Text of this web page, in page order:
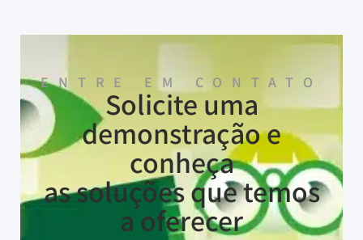
ENTRE EM CONTATO
Solicite uma
demonstração e
conheça
as soluções que temos
a oferecer